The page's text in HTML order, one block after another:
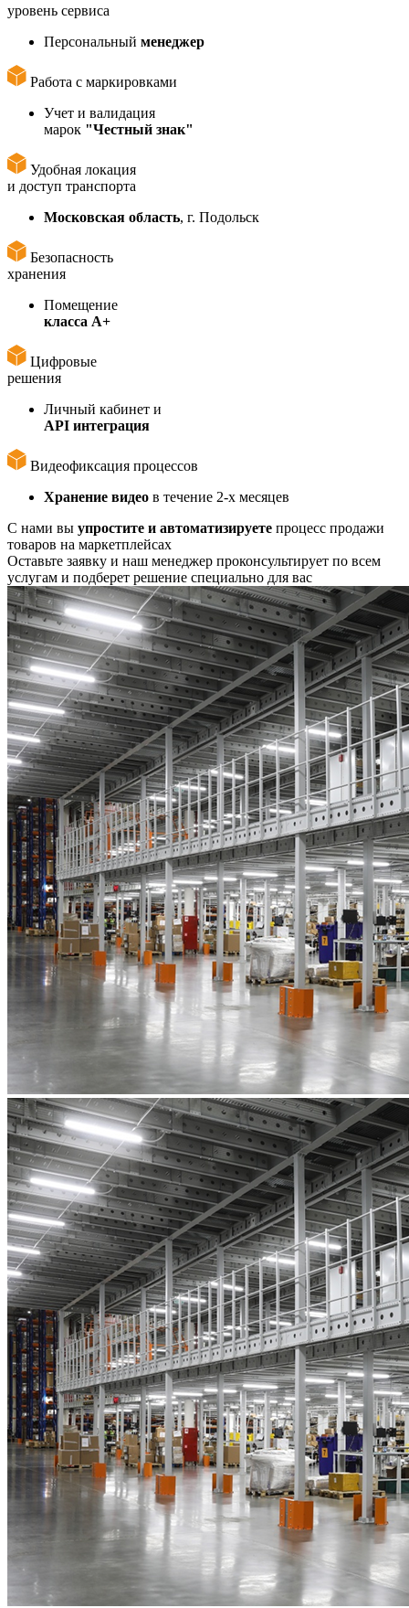
уровень сервиса
Персональный менеджер
Работа с маркировками
Учет и валидация
марок "Честный знак"
Удобная локация
и доступ транспорта
Московская область, г. Подольск
Безопасность
хранения
Помещение
класса А+
Цифровые
решения
Личный кабинет и
API интеграция
Видеофиксация процессов
Хранение видео в течение 2-х месяцев
С нами вы упростите и автоматизируете процесс продажи
товаров на маркетплейсах
Оставьте заявку и наш менеджер проконсультирует по всем
услугам и подберет решение специально для вас